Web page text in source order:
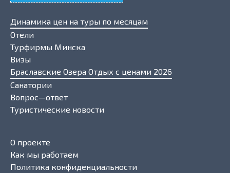
Динамика цен на туры по месяцам
Отели
Турфирмы Минска
Визы
Браславские Озера Отдых с ценами 2026
Санатории
Вопрос—ответ
Туристические новости
О проекте
Как мы работаем
Политика конфиденциальности